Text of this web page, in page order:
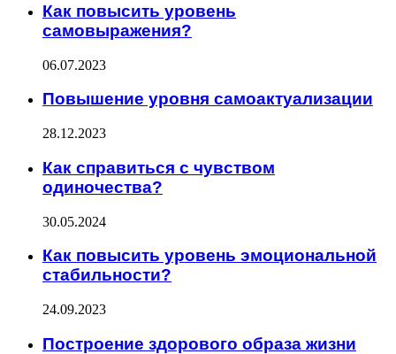
Как повысить уровень
самовыражения?
06.07.2023
Повышение уровня самоактуализации
28.12.2023
Как справиться с чувством
одиночества?
30.05.2024
Как повысить уровень эмоциональной
стабильности?
24.09.2023
Построение здорового образа жизни